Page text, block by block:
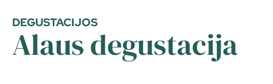
apie lietuvišką vyndarystę.
DEGUSTACIJOS
Alaus degustacija